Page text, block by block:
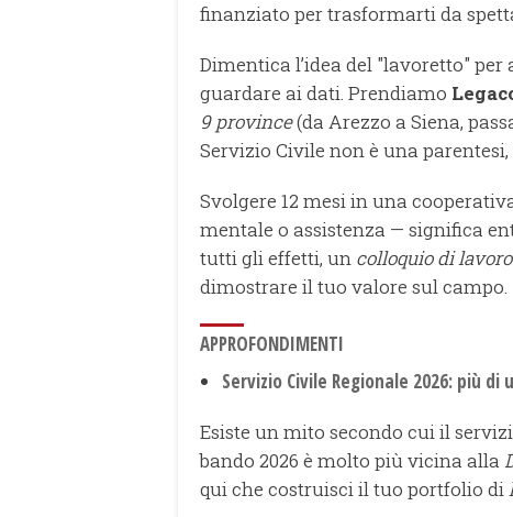
finanziato per trasformarti da
Dimentica l’idea del "lavoretto" per
guardare ai dati. Prendiamo
9 province(da Arezzo a Siena,
Servizio Civile non è una
Svolgere 12 mesi in una
mentale o assistenza — significa
tutti gli effetti, un colloquio di
dimostrare il tuo valore sul campo.
APPROFONDIMENTI
Servizio Civile Regionale 2026: più
Esiste un mito secondo cui il
bando 2026 è molto più vicina alla
qui che costruisci il tuo portfolio di